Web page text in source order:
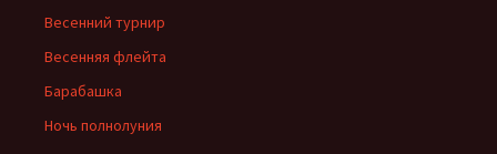
Весенний турнир
Весенняя флейта
Барабашка
Ночь полнолуния